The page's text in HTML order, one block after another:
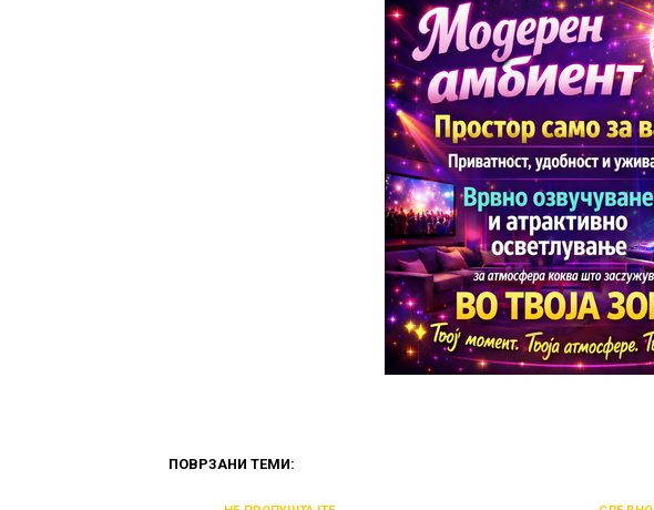
ПОВРЗАНИ ТЕМИ: